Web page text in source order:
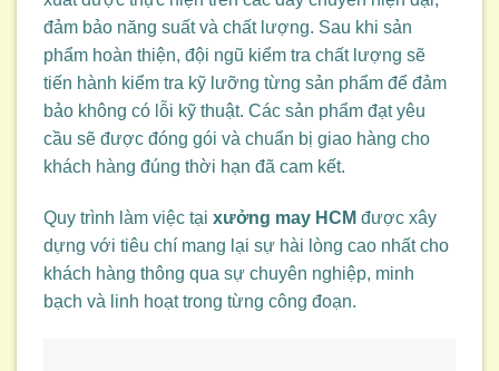
đảm bảo năng suất và chất lượng. Sau khi sản
phẩm hoàn thiện, đội ngũ kiểm tra chất lượng sẽ
tiến hành kiểm tra kỹ lưỡng từng sản phẩm để đảm
bảo không có lỗi kỹ thuật. Các sản phẩm đạt yêu
cầu sẽ được đóng gói và chuẩn bị giao hàng cho
khách hàng đúng thời hạn đã cam kết.
Quy trình làm việc tại xưởng may HCM được xây
dựng với tiêu chí mang lại sự hài lòng cao nhất cho
khách hàng thông qua sự chuyên nghiệp, minh
bạch và linh hoạt trong từng công đoạn.